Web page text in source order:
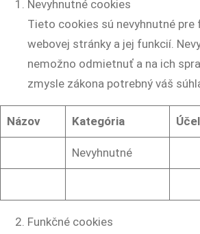
Nevyhnutné cookies
Tieto cookies sú nevyhnutné pre
webovej stránky a jej funkcií.
nemožno odmietnuť a na ich
zmysle zákona potrebný váš
Názov Kategória Účel
Nevyhnutné
Funkčné cookies